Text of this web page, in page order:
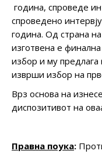
година, спроведе
спроведено
година. Од страна на
изготвена е
избор и му
изврши избор на
Врз основа на
диспозитивот на
Правна поука: